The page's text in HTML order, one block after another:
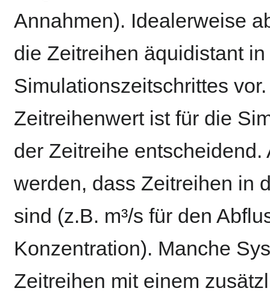
Annahmen). Idealerweise
die Zeitreihen äquidistant
Simulationszeitschrittes
Zeitreihenwert ist für die
der Zeitreihe
werden, dass Zeitreihen in
sind (z.B. m³/s für den
Konzentration). Manche
Zeitreihen mit einem